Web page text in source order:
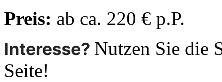
Preis: ab ca. 220 € p.P.
Interesse? Nutzen Sie die
Seite!